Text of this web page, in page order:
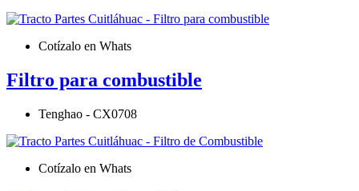
Cotízalo en Whats
Filtro para combustible
Tenghao - CX0708
Cotízalo en Whats